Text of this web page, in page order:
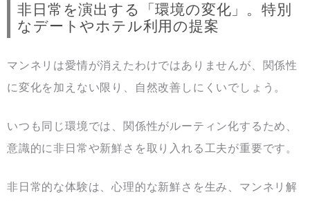
非日常を演出する「環境の変化」。特別
なデートやホテル利用の提案
マンネリは愛情が消えたわけではありませんが、関係性
に変化を加えない限り、自然改善しにくいでしょう。
いつも同じ環境では、関係性がルーティン化するため、
意識的に非日常や新鮮さを取り入れる工夫が重要です。
非日常的な体験は、心理的な新鮮さを生み、マンネリ解